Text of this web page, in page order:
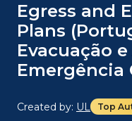
Egress and
Plans
Evacuação e
Emergência
Created by: UL Top